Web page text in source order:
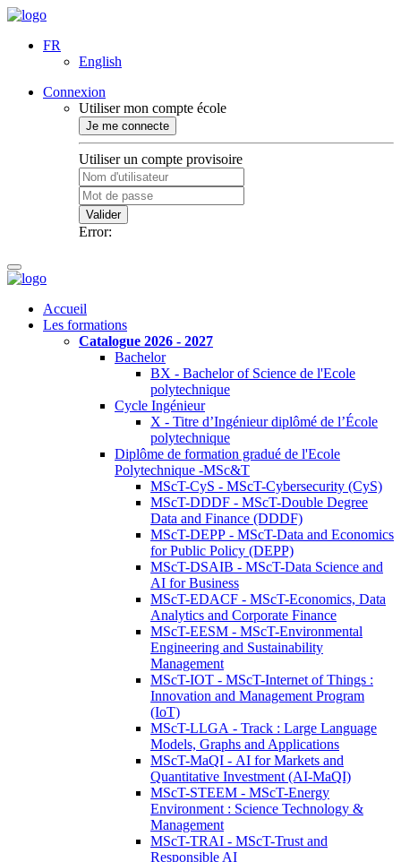
FR
English
Connexion
Utiliser mon compte école
Je me connecte
Utiliser un compte provisoire
Valider
Error:
Accueil
Les formations
Catalogue 2026 - 2027
Bachelor
BX - Bachelor of Science de l'Ecole
polytechnique
Cycle Ingénieur
X - Titre d’Ingénieur diplômé de l’École
polytechnique
Diplôme de formation gradué de l'Ecole
Polytechnique -MSc&T
MScT-CyS - MScT-Cybersecurity (CyS)
MScT-DDDF - MScT-Double Degree
Data and Finance (DDDF)
MScT-DEPP - MScT-Data and Economics
for Public Policy (DEPP)
MScT-DSAIB - MScT-Data Science and
AI for Business
MScT-EDACF - MScT-Economics, Data
Analytics and Corporate Finance
MScT-EESM - MScT-Environmental
Engineering and Sustainability
Management
MScT-IOT - MScT-Internet of Things :
Innovation and Management Program
(IoT)
MScT-LLGA - Track : Large Language
Models, Graphs and Applications
MScT-MaQI - AI for Markets and
Quantitative Investment (AI-MaQI)
MScT-STEEM - MScT-Energy
Environment : Science Technology &
Management
MScT-TRAI - MScT-Trust and
Responsible AI